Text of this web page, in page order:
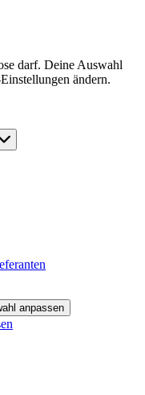
darf. Deine Auswahl
ändern.
anpassen